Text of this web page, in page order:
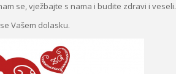
se, vježbajte s nama i budite zdravi i veseli.
Vašem dolasku.